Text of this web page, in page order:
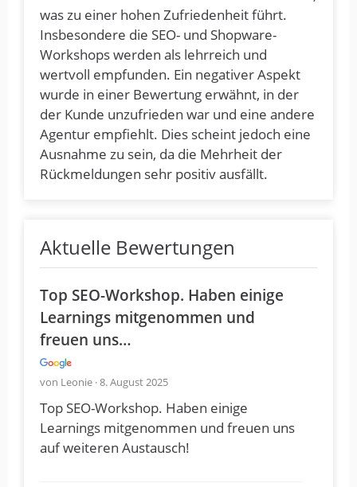
was zu einer hohen Zufriedenheit führt.
Insbesondere die SEO- und Shopware-
Workshops werden als lehrreich und
wertvoll empfunden. Ein negativer Aspekt
wurde in einer Bewertung erwähnt, in der
der Kunde unzufrieden war und eine andere
Agentur empfiehlt. Dies scheint jedoch eine
Ausnahme zu sein, da die Mehrheit der
Rückmeldungen sehr positiv ausfällt.
Aktuelle Bewertungen
Top SEO-Workshop. Haben einige
Learnings mitgenommen und
freuen uns…
von Leonie · 8. August 2025
Top SEO-Workshop. Haben einige
Learnings mitgenommen und freuen uns
auf weiteren Austausch!